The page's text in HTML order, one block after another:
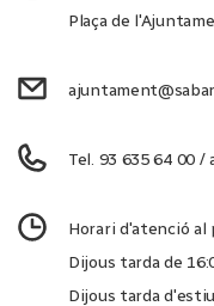
Plaça de
Tel. 93 635 64 00
Horari d'atenció al
Dijous tarda de
Dijous tarda